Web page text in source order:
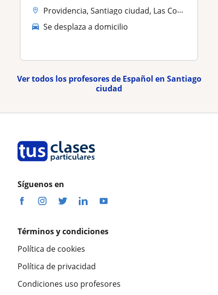
Providencia, Santiago ciudad, Las Condes, Ñuñoa
Se desplaza a domicilio
Ver todos los profesores de Español en Santiago
ciudad
Síguenos en
Términos y condiciones
Política de cookies
Política de privacidad
Condiciones uso profesores